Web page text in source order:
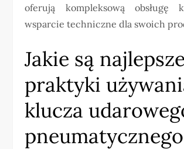
oferują kompleksową obsługę
wsparcie techniczne dla swoich
Jakie są najlepsze
praktyki
klucza
pneumatycznego